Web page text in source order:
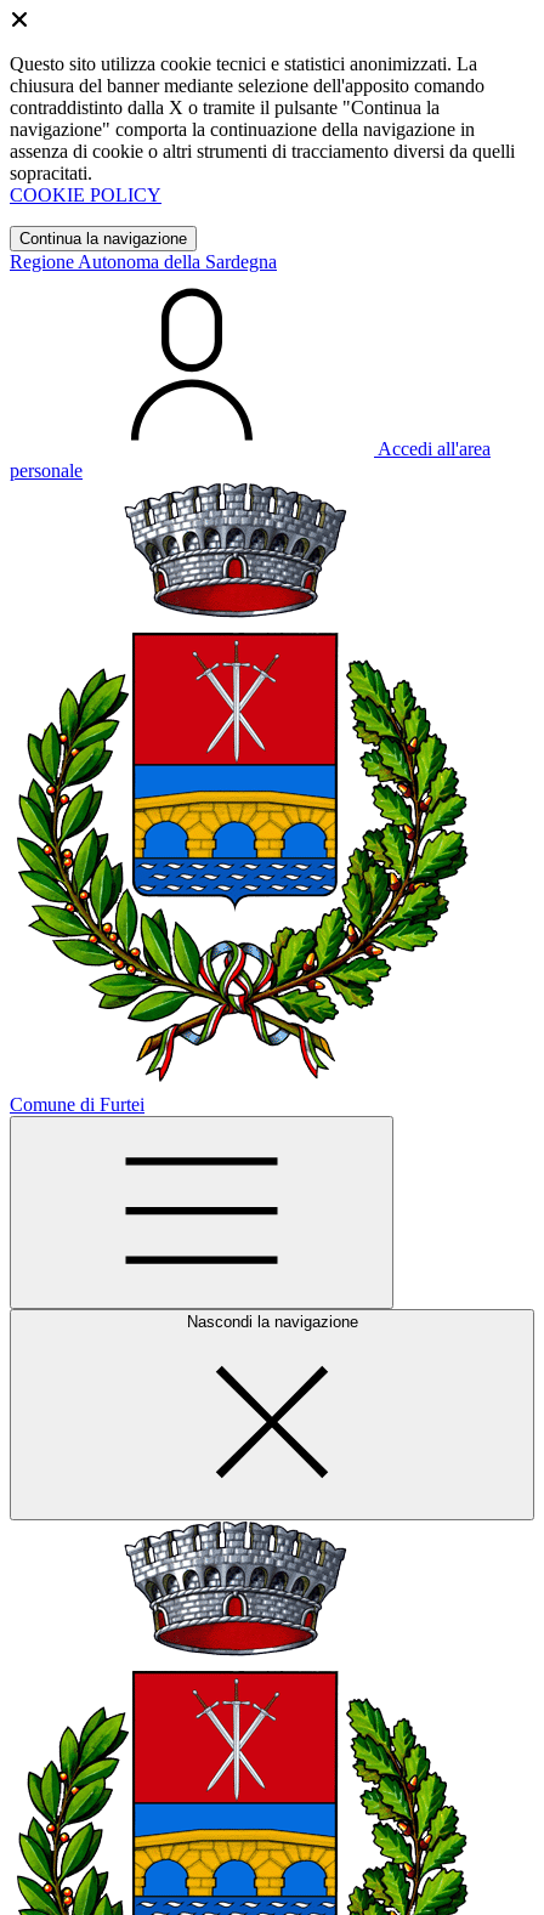
Questo sito utilizza cookie tecnici e statistici anonimizzati. La
chiusura del banner mediante selezione dell'apposito comando
contraddistinto dalla X o tramite il pulsante "Continua la
navigazione" comporta la continuazione della navigazione in
assenza di cookie o altri strumenti di tracciamento diversi da quelli
sopracitati.
COOKIE POLICY
Continua la navigazione
Regione Autonoma della Sardegna
Accedi all'area
personale
Comune di Furtei
Nascondi la navigazione